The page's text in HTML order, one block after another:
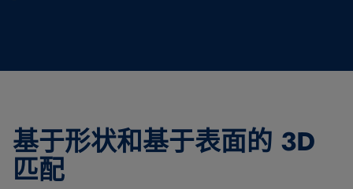
基于形状和基于表面的 3D
匹配